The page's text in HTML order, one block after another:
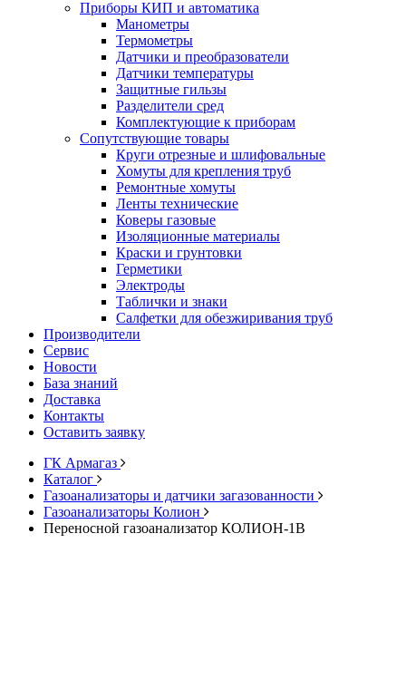
Приборы КИП и автоматика
Манометры
Термометры
Датчики и преобразователи
Датчики температуры
Защитные гильзы
Разделители сред
Комплектующие к приборам
Сопутствующие товары
Круги отрезные и шлифовальные
Хомуты для крепления труб
Ремонтные хомуты
Ленты технические
Коверы газовые
Изоляционные материалы
Краски и грунтовки
Герметики
Электроды
Таблички и знаки
Салфетки для обезжиривания труб
Производители
Сервис
Новости
База знаний
Доставка
Контакты
Оставить заявку
ГК Армагаз
Каталог
Газоанализаторы и датчики загазованности
Газоанализаторы Колион
Переносной газоанализатор КОЛИОН-1В